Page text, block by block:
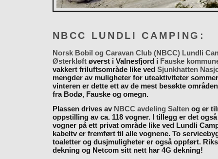
NBCC LUNDLI CAMPING:
Norsk Bobil og Caravan Club (NBCC) Lundli
Østerkløftøverst i Valnesfjord i Fauske
vakkert friluftsområde like ved Sjunkhatten
mengder av muligheter for uteaktiviteter
vinteren er dette ett av de mest besøkte
fra Bodø, Fauske og omegn.
Plassen drives av NBCC avdeling Saltenog er
oppstilling av ca. 118 vogner. I tillegg er det
vogner på ett privat område like ved Lundli
kabeltv er fremført til alle vognene. To
toaletter og dusjmuligheter er også oppført.
dekning og Netcom sitt nett har 4G dekning!